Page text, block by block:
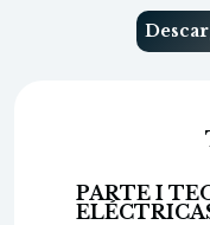
PARTE I